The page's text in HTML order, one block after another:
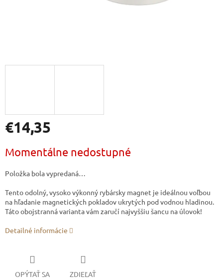
€14,35
cena:
Momentálne nedostupné
Položka bola vypredaná…
Tento odolný, vysoko výkonný rybársky magnet je ideálnou voľbou
na hľadanie magnetických pokladov ukrytých pod vodnou hladinou.
Táto obojstranná varianta vám zaručí najvyššiu šancu na úlovok!
Detailné informácie
OPÝTAŤ SA ZDIEĽAŤ